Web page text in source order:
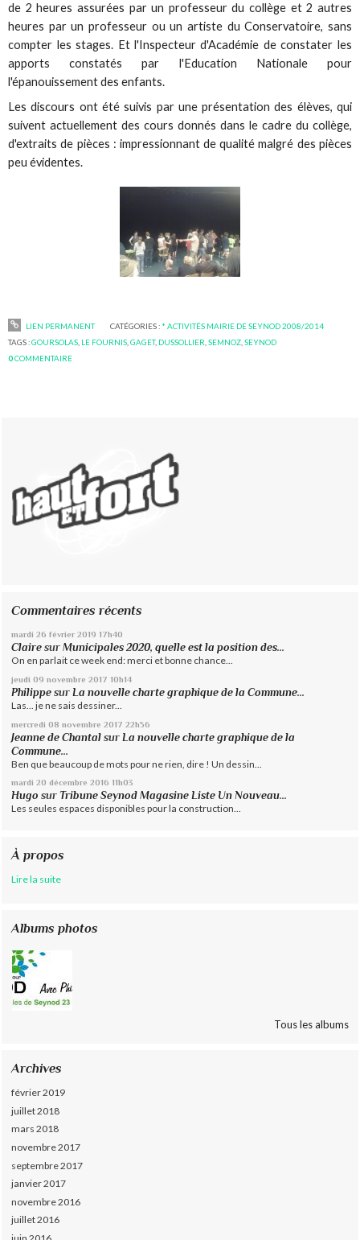
Commentaires récents
mardi 26 février 2019 17h40
Claire surMunicipales 2020, quelle est la position des...
On en parlait ce week end: merci et bonne chance...
jeudi 09 novembre 2017 10h14
Philippe sur La nouvelle charte graphique de la Commune...
Las... je ne sais dessiner...
mercredi 08 novembre 2017 22h56
Jeanne de Chantal sur La nouvelle charte graphique de la
Commune...
Ben que beaucoup de mots pour ne rien, dire ! Un dessin...
mardi 20 décembre 2016 11h03
Hugo surTribune Seynod Magasine Liste Un Nouveau...
Les seules espaces disponibles pour la construction...
À propos
Lire la suite
Albums photos
Tous les albums
Archives
février 2019
juillet 2018
mars 2018
novembre 2017
septembre 2017
janvier 2017
novembre 2016
juillet 2016
de 2 heures assurées par un professeur du collège et 2 autres
heures par un professeur ou un artiste du Conservatoire, sans
compter les stages. Et l'Inspecteur d'Académie de constater les
apports constatés par l'Education Nationale pour
l'épanouissement des enfants.
Les discours ont été suivis par une présentation des élèves, qui
suivent actuellement des cours donnés dans le cadre du collège,
d'extraits de pièces : impressionnant de qualité malgré des pièces
peu évidentes.
LIEN PERMANENT CATÉGORIES : * ACTIVITÉS MAIRIE DE SEYNOD 2008/2014
TAGS :GOURSOLAS LE FOURNIS ,GAGET, DUSSOLLIER ,SEMNOZ ,SEYNOD
0COMMENTAIRE